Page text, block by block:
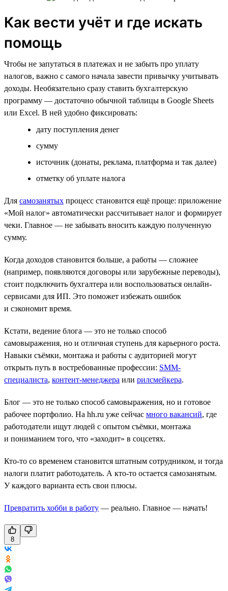
Как вести учёт и где искать
помощь
Чтобы не запутаться в платежах и не забыть про уплату
налогов, важно с самого начала завести привычку учитывать
доходы. Необязательно сразу ставить бухгалтерскую
программу — достаточно обычной таблицы в Google Sheets
или Excel. В ней удобно фиксировать:
дату поступления денег
сумму
источник (донаты, реклама, платформа и так далее)
отметку об уплате налога
Для самозанятых процесс становится ещё проще: приложение
«Мой налог» автоматически рассчитывает налог и формирует
чеки. Главное — не забывать вносить каждую полученную
сумму.
Когда доходов становится больше, а работы — сложнее
(например, появляются договоры или зарубежные переводы),
стоит подключить бухгалтера или воспользоваться онлайн-
сервисами для ИП. Это поможет избежать ошибок
и сэкономит время.
Кстати, ведение блога — это не только способ
самовыражения, но и отличная ступень для карьерного роста.
Навыки съёмки, монтажа и работы с аудиторией могут
открыть путь в востребованные профессии: SMM-
специалиста, контент-менеджера или рилсмейкера.
Блог — это не только способ самовыражения, но и готовое
рабочее портфолио. На hh.ru уже сейчас много вакансий, где
работодатели ищут людей с опытом съёмки, монтажа
и пониманием того, что «заходит» в соцсетях.
Кто-то со временем становится штатным сотрудником, и тогда
налоги платит работодатель. А кто-то остается самозанятым.
У каждого варианта есть свои плюсы.
Превратить хобби в работу — реально. Главное — начать!
8